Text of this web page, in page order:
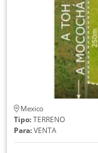
Mexico
Tipo:TERRENO
Para:VENTA